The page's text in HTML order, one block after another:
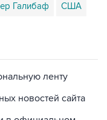
новостей сайта
в официальном